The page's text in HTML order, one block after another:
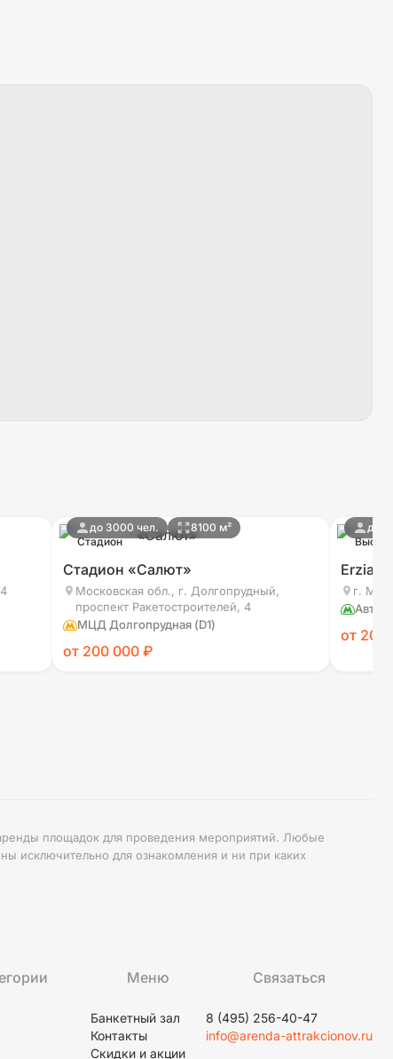
Стадион
до 3000 чел. 8100 м²
Стадион «Салют»
Московская обл., г. Долгопрудный,
проспект Ракетостроителей, 4
МЦД Долгопрудная (D1)
от 200 000 ₽
до
Erzia
г.
от 200
площадок для проведения мероприятий. Любые
исключительно для ознакомления и ни при каких
Меню
Банкетный зал
Контакты
Скидки и акции
Связаться
8 (495) 256-40-47
info@arenda-attrakcionov.ru